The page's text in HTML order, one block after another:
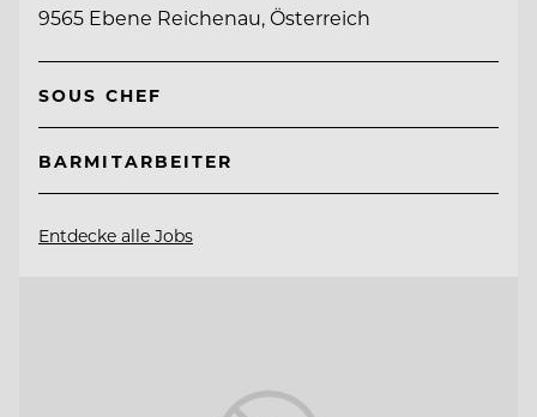
9565 Ebene Reichenau, Österreich
SOUS CHEF
BARMITARBEITER
Entdecke alle Jobs